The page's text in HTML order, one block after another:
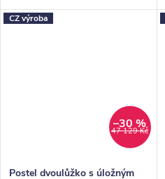
CZ výroba
47 129 Kč
–30 %
Postel dvoulůžko s úložným